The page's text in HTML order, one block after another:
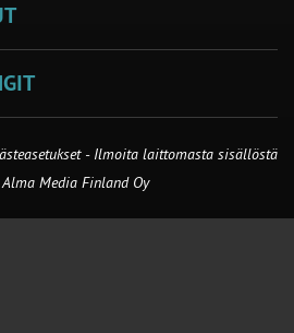
- Ilmoita laittomasta sisällöstä
Media Finland Oy